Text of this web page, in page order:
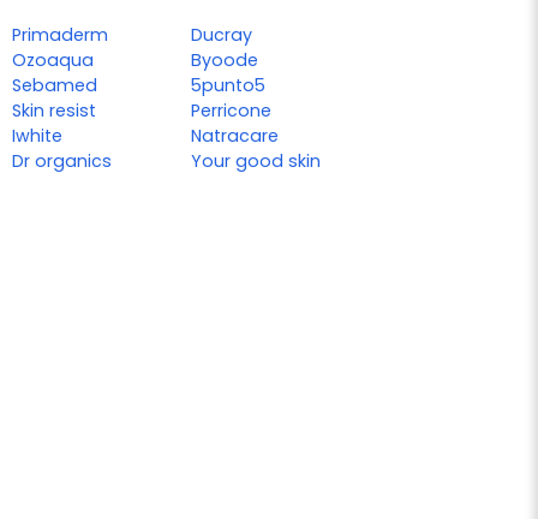
Primaderm
Ozoaqua
Sebamed
Skin resist
Iwhite
Dr organics
Ducray
Byoode
5punto5
Perricone
Natracare
Your good skin